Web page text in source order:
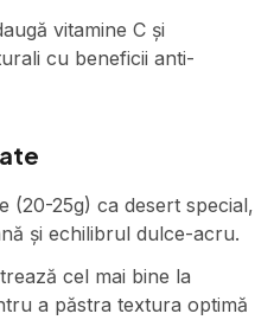
vitamine C și
cu beneficii anti-
(20-25g) ca desert special,
și echilibrul dulce-acru.
cel mai bine la
a păstra textura optimă